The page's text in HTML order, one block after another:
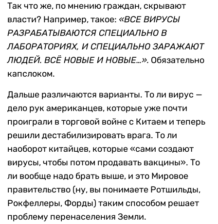
Так что же, по мнению граждан, скрывают
власти? Например, такое: «ВСЕ ВИРУСЫ
РАЗРАБАТЫВАЮТСЯ СПЕЦИАЛЬНО В
ЛАБОРАТОРИЯХ, И СПЕЦИАЛЬНО ЗАРАЖАЮТ
ЛЮДЕЙ. ВСЁ НОВЫЕ И НОВЫЕ…». Обязательно
капслоком.
Дальше различаются варианты. То ли вирус —
дело рук американцев, которые уже почти
проиграли в торговой войне с Китаем и теперь
решили дестабилизировать врага. То ли
наоборот китайцев, которые «сами создают
вирусы, чтобы потом продавать вакцины». То
ли вообще надо брать выше, и это Мировое
правительство (ну, вы понимаете Ротшильды,
Рокфеллеры, Форды) таким способом решает
проблему перенаселения Земли.